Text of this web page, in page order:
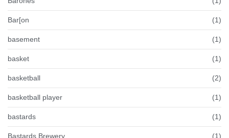
Bar[on (1)
basement (1)
basket (1)
basketball (2)
basketball player (1)
bastards (1)
Bastards Brewery (1)